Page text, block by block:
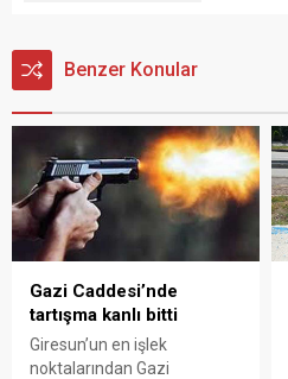
Benzer Konular
Gazi Caddesi’nde
tartışma kanlı bitti
Giresun’un en işlek
noktalarından Gazi